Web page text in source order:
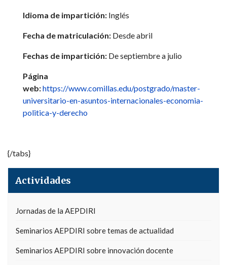
Idioma de impartición: Inglés
Fecha de matriculación: Desde abril
Fechas de impartición: De septiembre a julio
Página
web:https://www.comillas.edu/postgrado/master-
universitario-en-asuntos-internacionales-economia-
politica-y-derecho
{/tabs}
Actividades
Jornadas de la AEPDIRI
Seminarios AEPDIRI sobre temas de actualidad
Seminarios AEPDIRI sobre innovación docente